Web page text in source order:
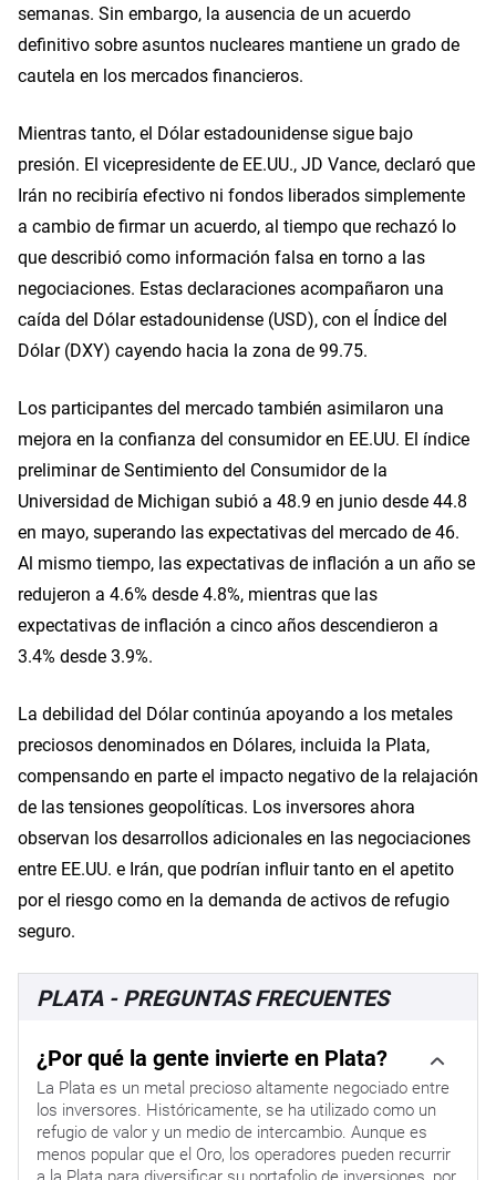
semanas. Sin embargo, la ausencia de un acuerdo
definitivo sobre asuntos nucleares mantiene un grado de
cautela en los mercados financieros.
Mientras tanto, el Dólar estadounidense sigue bajo
presión. El vicepresidente de EE.UU., JD Vance, declaró que
Irán no recibiría efectivo ni fondos liberados simplemente
a cambio de firmar un acuerdo, al tiempo que rechazó lo
que describió como información falsa en torno a las
negociaciones. Estas declaraciones acompañaron una
caída del Dólar estadounidense (USD), con el Índice del
Dólar (DXY) cayendo hacia la zona de 99.75.
Los participantes del mercado también asimilaron una
mejora en la confianza del consumidor en EE.UU. El índice
preliminar de Sentimiento del Consumidor de la
Universidad de Michigan subió a 48.9 en junio desde 44.8
en mayo, superando las expectativas del mercado de 46.
Al mismo tiempo, las expectativas de inflación a un año se
redujeron a 4.6% desde 4.8%, mientras que las
expectativas de inflación a cinco años descendieron a
3.4% desde 3.9%.
La debilidad del Dólar continúa apoyando a los metales
preciosos denominados en Dólares, incluida la Plata,
compensando en parte el impacto negativo de la relajación
de las tensiones geopolíticas. Los inversores ahora
observan los desarrollos adicionales en las negociaciones
entre EE.UU. e Irán, que podrían influir tanto en el apetito
por el riesgo como en la demanda de activos de refugio
seguro.
PLATA - PREGUNTAS FRECUENTES
¿Por qué la gente invierte en Plata?
La Plata es un metal precioso altamente negociado entre
los inversores. Históricamente, se ha utilizado como un
refugio de valor y un medio de intercambio. Aunque es
menos popular que el Oro, los operadores pueden recurrir
a la Plata para diversificar su portafolio de inversiones, por